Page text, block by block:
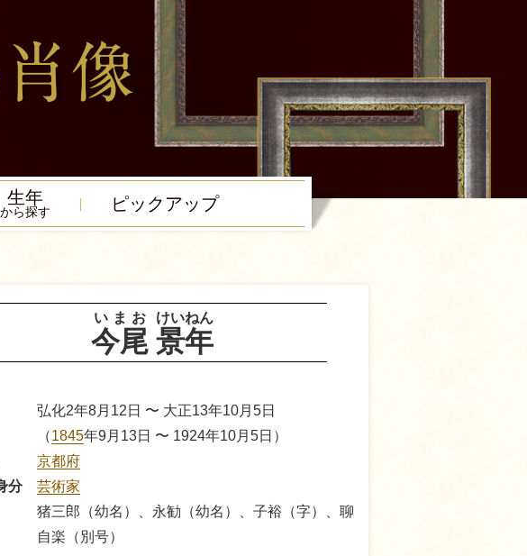
生年
から探す ピック アップ
今尾
いまお
景年
けいねん
弘化2年8月12日 〜 大正13年10月5日
（1845年9月13日 〜 1924年10月5日）
京都府
分
芸術家
猪三郎（幼名）、永勧（幼名）、子裕（字）、聊
自楽（別号）